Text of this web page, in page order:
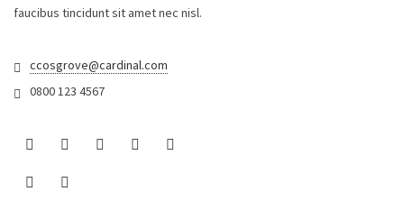
faucibus tincidunt sit amet nec nisl.
ccosgrove@cardinal.com
0800 123 4567